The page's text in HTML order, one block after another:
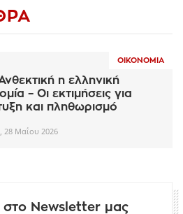
ΟΙΚΟΝΟΜΊΑ
η ελληνική
– Οι εκτιμήσεις για
και πληθωρισμό
28 Μαΐου 2026
στο Newsletter μας